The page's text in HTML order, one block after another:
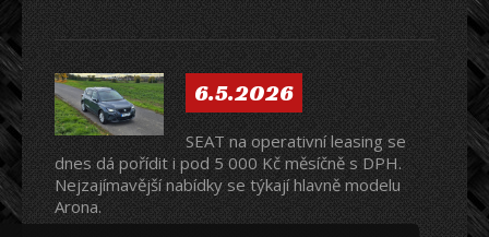
6.5.2026
SEAT na operativní leasing se
dnes dá pořídit i pod 5 000 Kč měsíčně s DPH.
Nejzajímavější nabídky se týkají hlavně modelu
Arona.